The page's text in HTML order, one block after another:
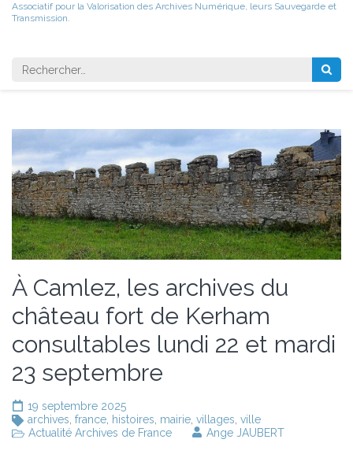
Associatif pour la Valorisation des Archives Numérique, leurs Sauvegarde et
Transmission.
Rechercher
À Camlez, les archives du
château fort de Kerham
consultables lundi 22 et mardi
23 septembre
19 septembre 2025
archives france histoires mairie villages ville
Actualité Archives de France
Ange JAUBERT